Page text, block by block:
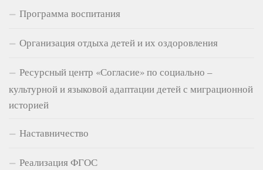
Программа воспитания
Организация отдыха детей и их оздоровления
Ресурсный центр «Согласие» по социально –
культурной и языковой адаптации детей с миграционной
историей
Наставничество
Реализация ФГОС